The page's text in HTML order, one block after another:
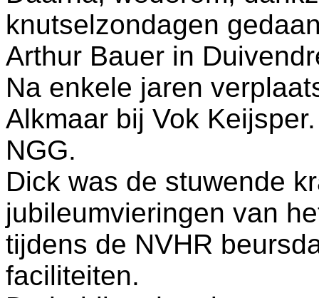
knutselzondagen
Arthur Bauer in
Na enkele jaren
Alkmaar bij Vok
NGG.
Dick was de stuwende
jubileumvieringen van
tijdens de NVHR
faciliteiten.